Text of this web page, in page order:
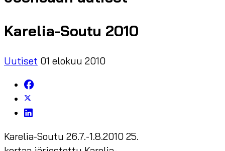
Karelia-Soutu 2010
Uutiset 01 elokuu 2010
Karelia-Soutu 26.7.-1.8.2010 25.